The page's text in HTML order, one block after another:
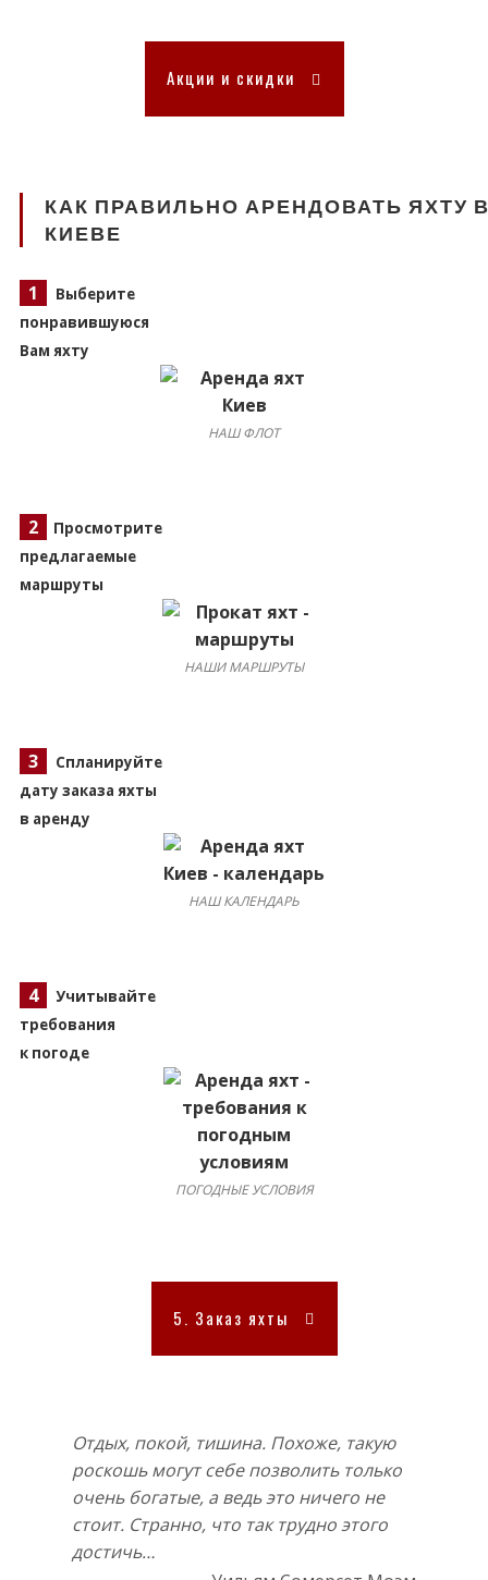
Акции и скидки
КАК ПРАВИЛЬНО АРЕНДОВАТЬ ЯХТУ
КИЕВЕ
1
Выберите
понравившуюся
Вам яхту
НАШ ФЛОТ
2
Просмотрите
предлагаемые
маршруты
НАШИ МАРШРУТЫ
3
Спланируйте
дату заказа яхты
в аренду
НАШ КАЛЕНДАРЬ
4
Учитывайте
требования
к погоде
ПОГОДНЫЕ УСЛОВИЯ
5. Заказ яхты
Отдых, покой, тишина. Похоже, такую
роскошь могут себе позволить только
очень богатые, а ведь это ничего не
стоит. Странно, что так трудно этого
достичь…